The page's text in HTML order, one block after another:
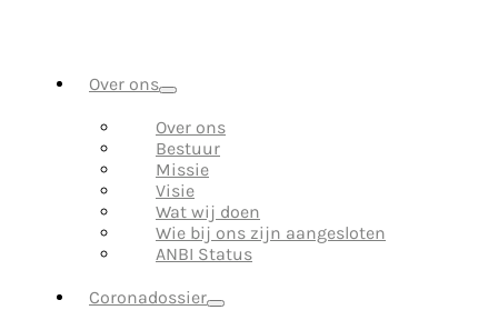
Over ons
Over ons
Bestuur
Missie
Visie
Wat wij doen
Wie bij ons zijn aangesloten
ANBI Status
Coronadossier